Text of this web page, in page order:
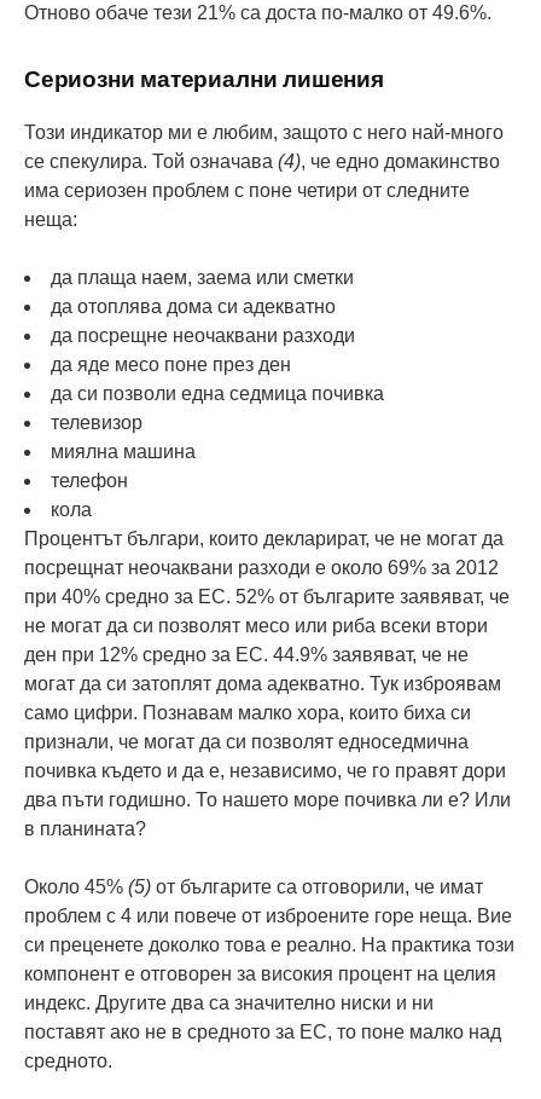
Отново обаче тези 21% са доста по-малко от 49.6%.
Сериозни материални лишения
Този индикатор ми е любим, защото с него най-много
се спекулира. Той означава (4), че едно домакинство
има сериозен проблем с поне четири от следните
неща:
да плаща наем, заема или сметки
да отоплява дома си адекватно
да посрещне неочаквани разходи
да яде месо поне през ден
да си позволи една седмица почивка
телевизор
миялна машина
телефон
кола
Процентът българи, които декларират, че не могат да
посрещнат неочаквани разходи е около 69% за 2012
при 40% средно за ЕС. 52% от българите заявяват, че
не могат да си позволят месо или риба всеки втори
ден при 12% средно за ЕС. 44.9% заявяват, че не
могат да си затоплят дома адекватно. Тук изброявам
само цифри. Познавам малко хора, които биха си
признали, че могат да си позволят едноседмична
почивка където и да е, независимо, че го правят дори
два пъти годишно. То нашето море почивка ли е? Или
в планината?
Около 45% (5) от българите са отговорили, че имат
проблем с 4 или повече от изброените горе неща. Вие
си преценете доколко това е реално. На практика този
компонент е отговорен за високия процент на целия
индекс. Другите два са значително ниски и ни
поставят ако не в средното за ЕС, то поне малко над
средното.